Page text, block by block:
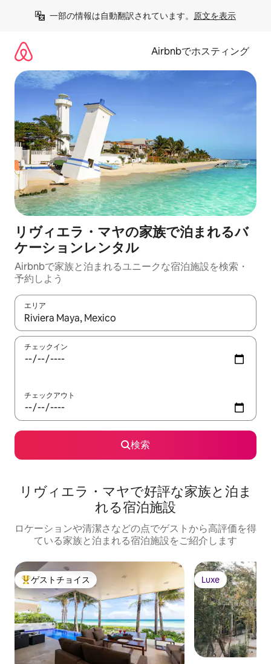
一部の情報は自動翻訳されています。 原文を表示
Airbnbでホスティング
リヴィエラ・マヤの家族で泊まれるバ
ケーションレンタル
Airbnbで家族と泊まれるユニークな宿泊施設を検索・
予約しよう
エリア
検索結果が表示されたら、上下の矢印キーを使って移動するか
チェックイン
チェックアウト
検索
リヴィエラ・マヤで好評な家族と泊ま
れる宿泊施設
ロケーションや清潔さなどの点でゲストから高評価を得
ている家族と泊まれる宿泊施設をご紹介します
大好評のゲストチョイスです。
ゲストチョイス Luxe
Luxe